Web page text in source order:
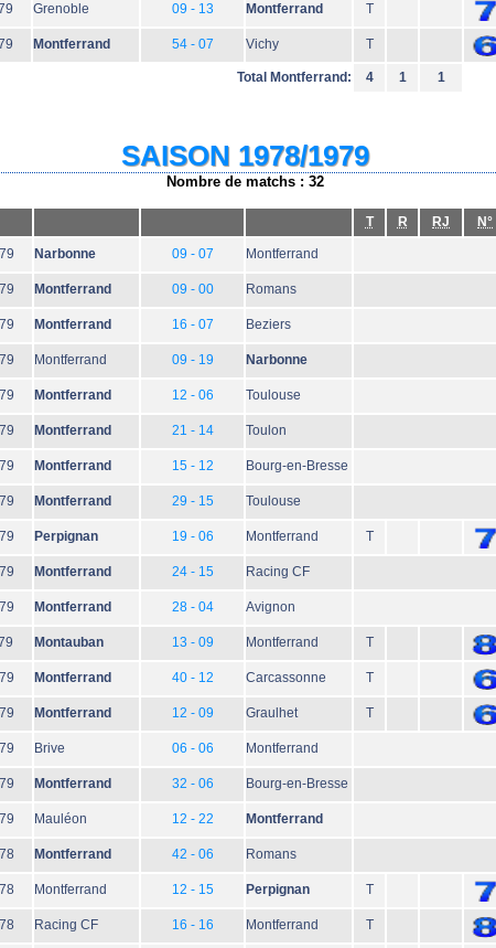
Grenoble 09 - 13 Montferrand T
Montferrand 54 - 07 Vichy T
Total Montferrand: 4 1 1
SAISON 1978/1979
Nombre de matchs : 32
T R RJ N°
Narbonne 09 - 07 Montferrand
Montferrand 09 - 00 Romans
Montferrand 16 - 07 Beziers
Montferrand 09 - 19 Narbonne
Montferrand 12 - 06 Toulouse
Montferrand 21 - 14 Toulon
Montferrand 15 - 12 Bourg-en-Bresse
Montferrand 29 - 15 Toulouse
Perpignan 19 - 06 Montferrand T
Montferrand 24 - 15 Racing CF
Montferrand 28 - 04 Avignon
Montauban 13 - 09 Montferrand T
Montferrand 40 - 12 Carcassonne T
Montferrand 12 - 09 Graulhet T
Brive 06 - 06 Montferrand
Montferrand 32 - 06 Bourg-en-Bresse
Mauléon 12 - 22 Montferrand
Montferrand 42 - 06 Romans
Montferrand 12 - 15 Perpignan T
Racing CF 16 - 16 Montferrand T